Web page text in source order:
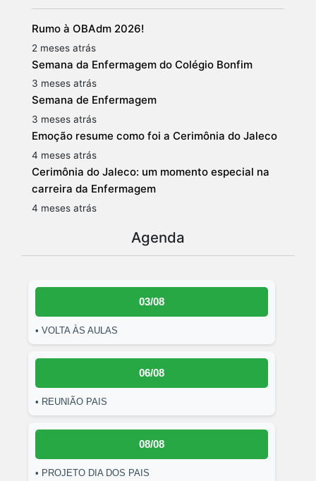
Rumo à OBAdm 2026!
2 meses atrás
Semana da Enfermagem do Colégio Bonfim
3 meses atrás
Semana de Enfermagem
3 meses atrás
Emoção resume como foi a Cerimônia do Jaleco
4 meses atrás
Cerimônia do Jaleco: um momento especial na
carreira da Enfermagem
4 meses atrás
Agenda
03/08
• VOLTA ÀS AULAS
06/08
• REUNIÃO PAIS
08/08
• PROJETO DIA DOS PAIS